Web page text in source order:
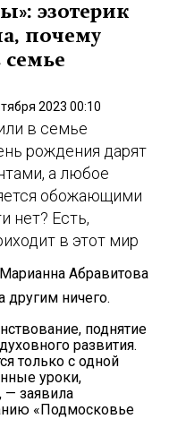
эзотерик
почему
семье
2023 00:10
в семье
рождения дарят
а любое
обожающими
нет? Есть,
в этот мир
Абравитова
другим ничего.
поднятие
развития.
только с одной
уроки,
— заявила
«Подмосковье